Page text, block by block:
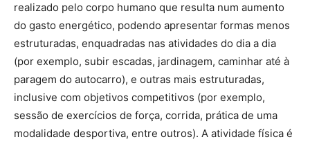
realizado pelo corpo humano que resulta num aumento
do gasto energético, podendo apresentar formas menos
estruturadas, enquadradas nas atividades do dia a dia
(por exemplo, subir escadas, jardinagem, caminhar até à
paragem do autocarro), e outras mais estruturadas,
inclusive com objetivos competitivos (por exemplo,
sessão de exercícios de força, corrida, prática de uma
modalidade desportiva, entre outros). A atividade física é